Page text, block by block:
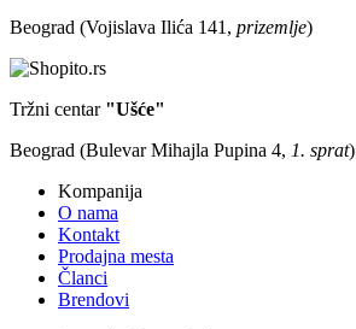
Beograd (Vojislava Ilića 141, prizemlje)
Tržni centar "Ušće"
Beograd (Bulevar Mihajla Pupina 4, 1. sprat)
Kompanija
O nama
Kontakt
Prodajna mesta
Članci
Brendovi